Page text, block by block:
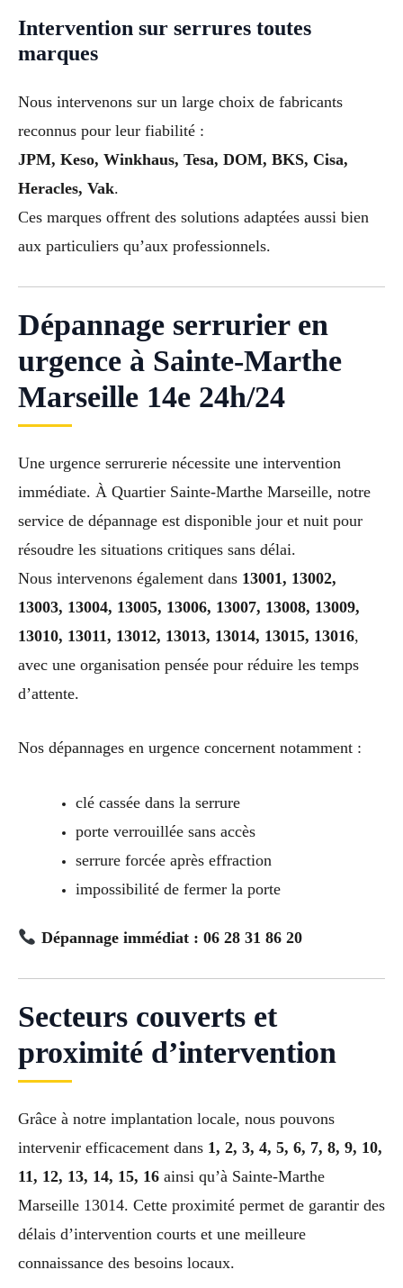
Intervention sur serrures toutes
marques
Nous intervenons sur un large choix de fabricants
reconnus pour leur fiabilité :
JPM, Keso, Winkhaus, Tesa, DOM, BKS, Cisa,
Heracles, Vak.
Ces marques offrent des solutions adaptées aussi bien
aux particuliers qu’aux professionnels.
Dépannage serrurier en
urgence à Sainte-Marthe
Marseille 14e 24h/24
Une urgence serrurerie nécessite une intervention
immédiate. À Quartier Sainte-Marthe Marseille, notre
service de dépannage est disponible jour et nuit pour
résoudre les situations critiques sans délai.
Nous intervenons également dans 13001, 13002,
13003, 13004, 13005, 13006, 13007, 13008, 13009,
13010, 13011, 13012, 13013, 13014, 13015, 13016,
avec une organisation pensée pour réduire les temps
d’attente.
Nos dépannages en urgence concernent notamment :
clé cassée dans la serrure
porte verrouillée sans accès
serrure forcée après effraction
impossibilité de fermer la porte
Dépannage immédiat : 06 28 31 86 20
Secteurs couverts et
proximité d’intervention
Grâce à notre implantation locale, nous pouvons
intervenir efficacement dans 1, 2, 3, 4, 5, 6, 7, 8, 9, 10,
11, 12, 13, 14, 15, 16 ainsi qu’à Sainte-Marthe
Marseille 13014. Cette proximité permet de garantir des
délais d’intervention courts et une meilleure
connaissance des besoins locaux.